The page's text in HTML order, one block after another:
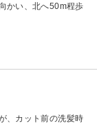
かい、北へ50m程歩
、カット前の洗髪時